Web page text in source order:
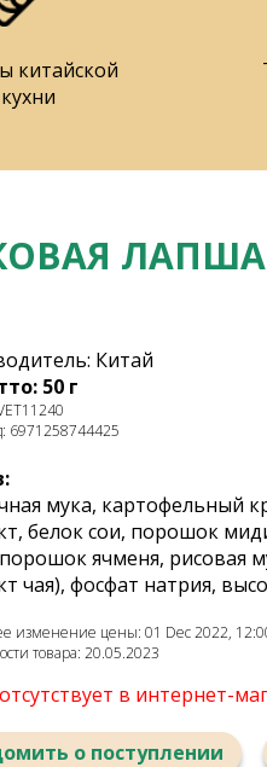
китайской
кухни
Китай
50 г
6971258744425
мука, картофельный
белок сои, порошок
ячменя, рисовая
чая), фосфат натрия,
изменение цены: 01 Dec 2022,
товара: 20.05.2023
в интернет-
о поступлении